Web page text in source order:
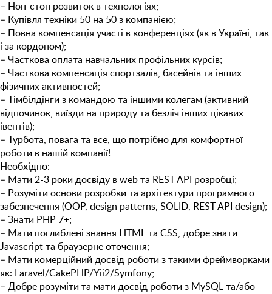
– Нон-стоп розвиток в технологіях;
– Купівля техніки 50 на 50 з компанією;
– Повна компенсація участі в конференціях (як в Україні, так
і за кордоном);
– Часткова оплата навчальних профільних курсів;
– Часткова компенсація спортзалів, басейнів та інших
фізичних активностей;
– Тімбілдінги з командою та іншими колегам (активний
відпочинок, виїзди на природу та безліч інших цікавих
івентів);
– Турбота, повага та все, що потрібно для комфортної
роботи в нашій компанії!
Необхідно:
– Мати 2-3 роки досвіду в web та REST API розробці;
– Розуміти основи розробки та архітектури програмного
забезпечення (OOP, design patterns, SOLID, REST API design);
– Знати PHP 7+;
– Мати поглиблені знання HTML та CSS, добре знати
Javascript та браузерне оточення;
– Мати комерційний досвід роботи з такими фреймворками
як: Laravel/CakePHP/Yii2/Symfony;
– Добре розуміти та мати досвід роботи з MySQL та/або